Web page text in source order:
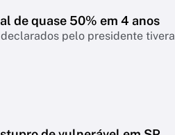
de quase 50% em 4 anos
pelo presidente